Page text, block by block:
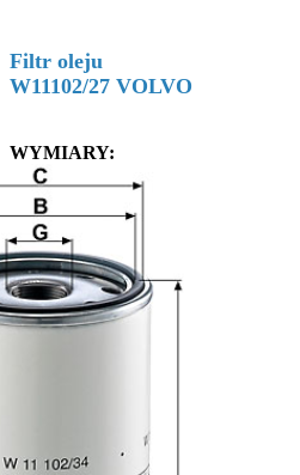
Filtr oleju
W11102/27 VOLVO
WYMIARY: